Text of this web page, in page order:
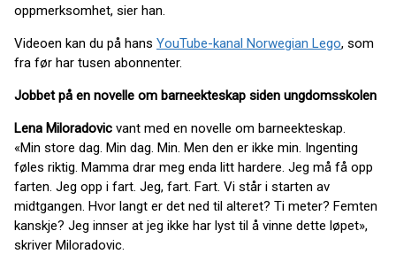
oppmerksomhet, sier han.
Videoen kan du på hans YouTube-kanal Norwegian Lego, som
fra før har tusen abonnenter.
Jobbet på en novelle om barneekteskap siden ungdomsskolen
Lena Miloradovic vant med en novelle om barneekteskap.
«Min store dag. Min dag. Min. Men den er ikke min. Ingenting
føles riktig. Mamma drar meg enda litt hardere. Jeg må få opp
farten. Jeg opp i fart. Jeg, fart. Fart. Vi står i starten av
midtgangen. Hvor langt er det ned til alteret? Ti meter? Femten
kanskje? Jeg innser at jeg ikke har lyst til å vinne dette løpet»,
skriver Miloradovic.